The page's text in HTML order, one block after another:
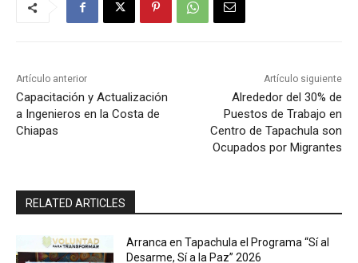
Artículo anterior
Capacitación y Actualización
a Ingenieros en la Costa de
Chiapas
Artículo siguiente
Alrededor del 30% de
Puestos de Trabajo en
Centro de Tapachula son
Ocupados por Migrantes
RELATED ARTICLES
Arranca en Tapachula el Programa “Sí al
Desarme, Sí a la Paz” 2026